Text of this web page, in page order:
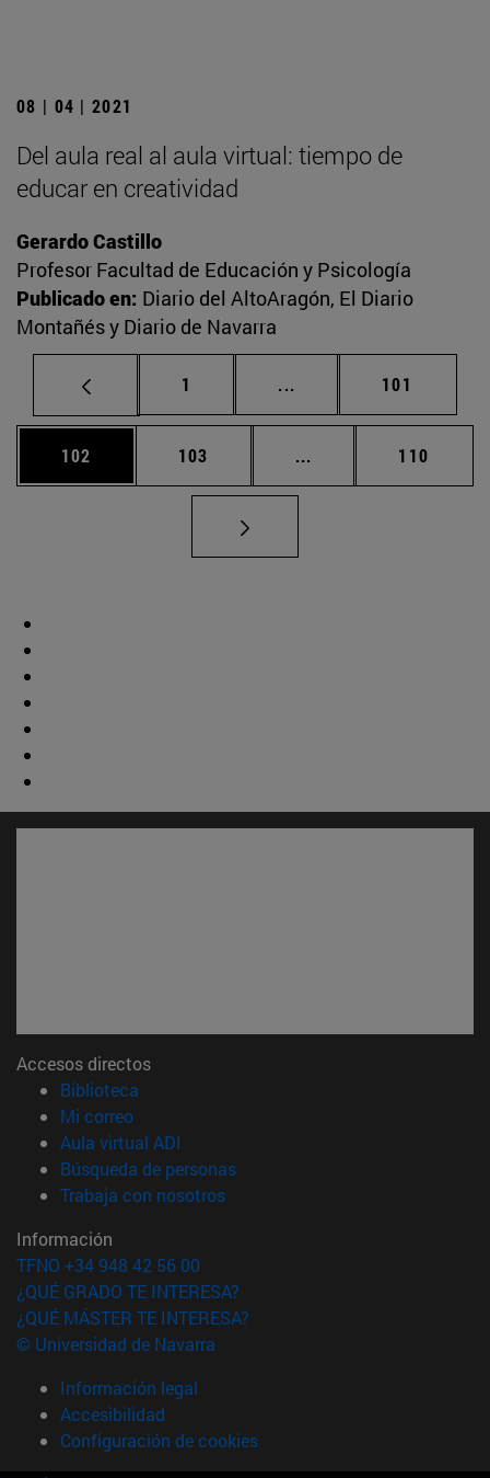
08 | 04 | 2021
Del aula real al aula virtual: tiempo de
educar en creatividad
Gerardo Castillo
Profesor Facultad de Educación y Psicología
Publicado en: Diario del AltoAragón, El Diario
Montañés y Diario de Navarra
Página
1 ... Páginas intermedias
Página
101
Página
102 Página
103 ... Páginas intermedias
Página
110
Accesos directos
Biblioteca
Mi correo(abre en nueva ventana)
Aula virtual ADI
Búsqueda de personas(abre en nueva ventana)
Trabaja con nosotros(abre en nueva ventana)
Información
TFNO +34 948 42 56 00
¿QUÉ GRADO TE INTERESA?
¿QUÉ MÁSTER TE INTERESA?
© Universidad de Navarra
Información legal
Accesibilidad
Configuración de cookies